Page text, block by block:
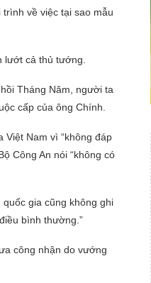
về việc tại sao mẫu
lướt cả thủ tướng.
Tháng Năm, người ta
cấp của ông Chính.
Việt Nam vì “không đáp
Công An nói “không có
gia cũng không ghi
bình thường.”
công nhận do vướng